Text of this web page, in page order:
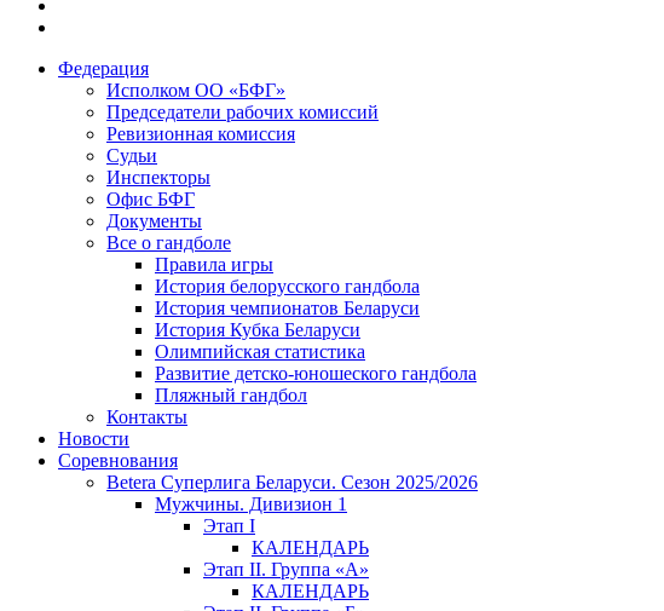
Федерация
Исполком ОО «БФГ»
Председатели рабочих комиссий
Ревизионная комиссия
Судьи
Инспекторы
Офис БФГ
Документы
Все о гандболе
Правила игры
История белорусского гандбола
История чемпионатов Беларуси
История Кубка Беларуси
Олимпийская статистика
Развитие детско-юношеского гандбола
Пляжный гандбол
Контакты
Новости
Соревнования
Betera Суперлига Беларуси. Сезон 2025/2026
Мужчины. Дивизион 1
Этап I
КАЛЕНДАРЬ
Этап II. Группа «А»
КАЛЕНДАРЬ